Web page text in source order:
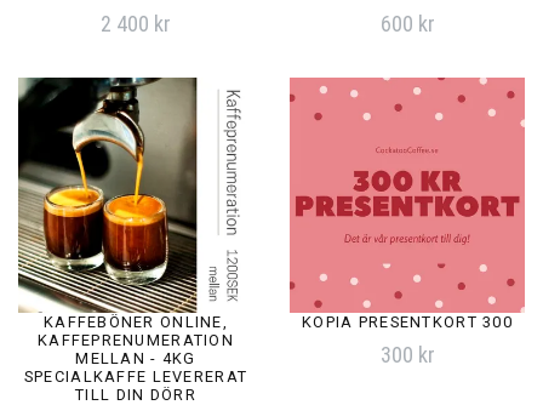
2 400 kr 600 kr
KAFFEBÖNER ONLINE,
KAFFEPRENUMERATION
MELLAN - 4KG
SPECIALKAFFE LEVERERAT
TILL DIN DÖRR
KOPIA PRESENTKORT 300
300 kr